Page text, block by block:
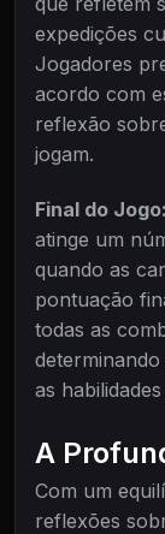
expedições
Jogadores
acordo com
reflexão
jogam.
Final do Jogo:
atinge um
quando as
pontuação
todas as
as
A
Com um
reflexões